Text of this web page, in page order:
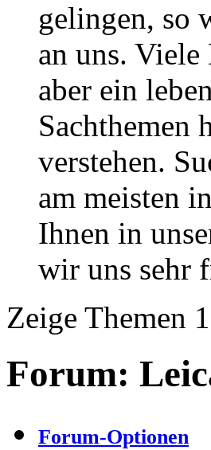
gelingen, so
an uns. Viele
aber ein
Sachthemen
verstehen.
am meisten
Ihnen in
wir uns sehr
Zeige Themen
Forum:
Forum-Optionen